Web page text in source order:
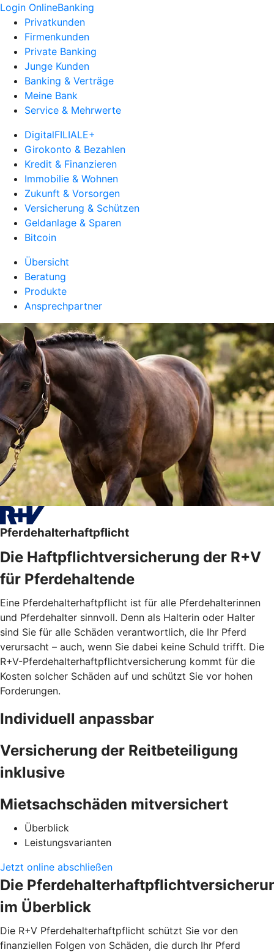
Login OnlineBanking
Privatkunden
Firmenkunden
Private Banking
Junge Kunden
Banking & Verträge
Meine Bank
Service & Mehrwerte
DigitalFILIALE+
Girokonto & Bezahlen
Kredit & Finanzieren
Immobilie & Wohnen
Zukunft & Vorsorgen
Versicherung & Schützen
Geldanlage & Sparen
Bitcoin
Übersicht
Beratung
Produkte
Ansprechpartner
Pferdehalterhaftpflicht
Die Haftpflichtversicherung der R+V
für Pferdehaltende
Eine Pferdehalterhaftpflicht ist für alle Pferdehalterinnen
und Pferdehalter sinnvoll. Denn als Halterin oder Halter
sind Sie für alle Schäden verantwortlich, die Ihr Pferd
verursacht – auch, wenn Sie dabei keine Schuld trifft. Die
R+V-Pferdehalterhaftpflichtversicherung kommt für die
Kosten solcher Schäden auf und schützt Sie vor hohen
Forderungen.
Individuell anpassbar
Versicherung der Reitbeteiligung
inklusive
Mietsachschäden mitversichert
Überblick
Leistungsvarianten
Jetzt online abschließen
Die
im Überblick
Die R+V Pferdehalterhaftpflicht schützt Sie vor den
finanziellen Folgen von Schäden, die durch Ihr Pferd